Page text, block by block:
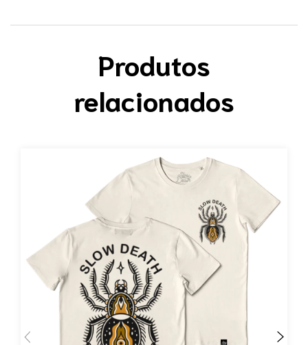
Produtos
relacionados